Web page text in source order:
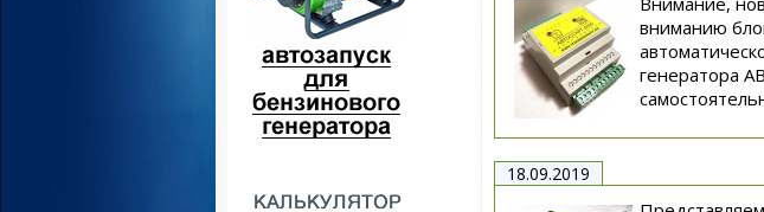
вниманию
генератора
18.09.2019